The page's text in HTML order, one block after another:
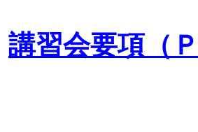
講習会要項（